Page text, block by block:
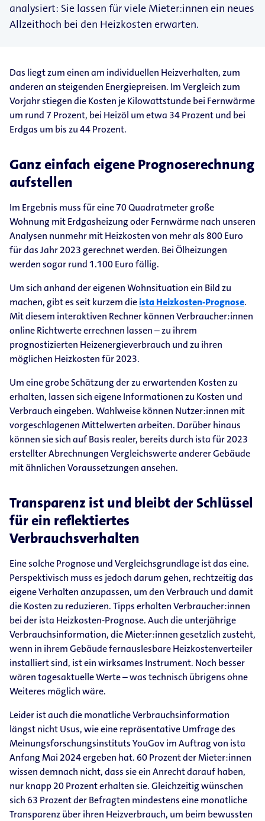
analysiert: Sie lassen für viele Mieter:innen ein neues
Allzeithoch bei den Heizkosten erwarten.
Das liegt zum einen am individuellen Heizverhalten, zum
anderen an steigenden Energiepreisen. Im Vergleich zum
Vorjahr stiegen die Kosten je Kilowattstunde bei Fernwärme
um rund 7 Prozent, bei Heizöl um etwa 34 Prozent und bei
Erdgas um bis zu 44 Prozent.
Ganz einfach eigene Prognoserechnung
aufstellen
Im Ergebnis muss für eine 70 Quadratmeter große
Wohnung mit Erdgasheizung oder Fernwärme nach unseren
Analysen nunmehr mit Heizkosten von mehr als 800 Euro
für das Jahr 2023 gerechnet werden. Bei Ölheizungen
werden sogar rund 1.100 Euro fällig.
Um sich anhand der eigenen Wohnsituation ein Bild zu
machen, gibt es seit kurzem dieista Heizkosten-​Prognose.
Mit diesem interaktiven Rechner können Verbraucher:innen
online Richtwerte errechnen lassen – zu ihrem
prognostizierten Heizenergieverbrauch und zu ihren
möglichen Heizkosten für 2023.
Um eine grobe Schätzung der zu erwartenden Kosten zu
erhalten, lassen sich eigene Informationen zu Kosten und
Verbrauch eingeben. Wahlweise können Nutzer:innen mit
vorgeschlagenen Mittelwerten arbeiten. Darüber hinaus
können sie sich auf Basis realer, bereits durch ista für 2023
erstellter Abrechnungen Vergleichswerte anderer Gebäude
mit ähnlichen Voraussetzungen ansehen.
Transparenz ist und bleibt der Schlüssel
für ein reflektiertes
Verbrauchsverhalten
Eine solche Prognose und Vergleichsgrundlage ist das eine.
Perspektivisch muss es jedoch darum gehen, rechtzeitig das
eigene Verhalten anzupassen, um den Verbrauch und damit
die Kosten zu reduzieren. Tipps erhalten Verbraucher:innen
bei der ista Heizkosten-​Prognose. Auch die unterjährige
Verbrauchsinformation, die Mieter:innen gesetzlich zusteht,
wenn in ihrem Gebäude fernauslesbare Heizkostenverteiler
installiert sind, ist ein wirksames Instrument. Noch besser
wären tagesaktuelle Werte – was technisch übrigens ohne
Weiteres möglich wäre.
Leider ist auch die monatliche Verbrauchsinformation
längst nicht Usus, wie eine repräsentative Umfrage des
Meinungsforschungsinstituts YouGov im Auftrag von ista
Anfang Mai 2024 ergeben hat. 60 Prozent der Mieter:innen
wissen demnach nicht, dass sie ein Anrecht darauf haben,
nur knapp 20 Prozent erhalten sie. Gleichzeitig wünschen
sich 63 Prozent der Befragten mindestens eine monatliche
Transparenz über ihren Heizverbrauch, um beim bewussten